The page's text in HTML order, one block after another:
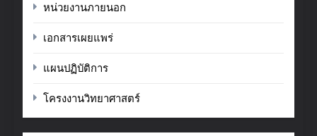
หน่วยงานภายนอก
เอกสารเผยแพร่
แผนปฏิบัติการ
โครงงานวิทยาศาสตร์